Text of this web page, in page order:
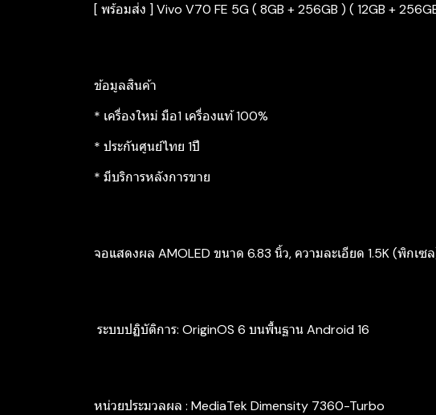
[ พร้อมส่ง ] Vivo V70 FE 5G ( 8GB + 256GB ) ( 12GB +
ข้อมูลสินค้า
* เครื่องใหม่ มือ1 เครื่องแท้ 100%
* ประกันศูนย์ไทย 1ปี
* มีบริการหลังการขาย
จอแสดงผล AMOLED ขนาด 6.83 นิ้ว, ความละเอียด 1.5K (พิกเซล
‍ ระบบปฏิบัติการ: OriginOS 6 บนพื้นฐาน Android 16
หน่วยประมวลผล : MediaTek Dimensity 7360-Turbo